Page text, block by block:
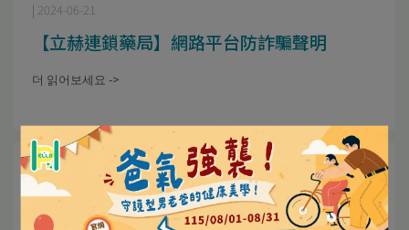
【立赫連鎖藥局】網路平台防詐騙聲明
| 2024-06-21
더 읽어보세요 ->